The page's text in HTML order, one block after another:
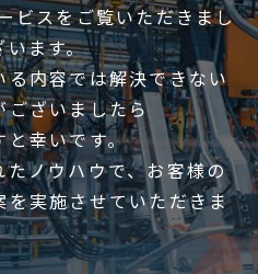
ビスをご覧いただきまし
います。
内容では解決できない
ございましたら
と幸いです。
ノウハウで、お客様の
実施させていただきま